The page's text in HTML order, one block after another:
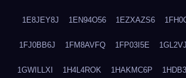
1E8JEY8J 1EN94O56 1EZXAZS6
1FJ0BB6J 1FM8AVFQ 1FP03I5E
1GWILLXI 1H4L4ROK 1HAKMC6P